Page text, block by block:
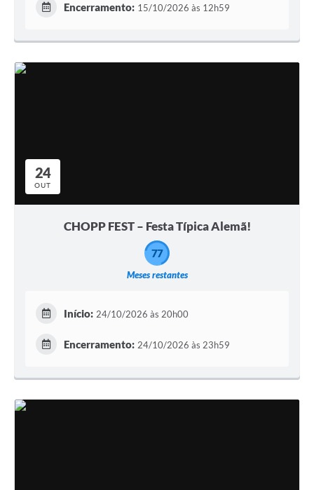
Encerramento: 15/10/2026 às 12h59
24
OUT
CHOPP FEST – Festa Típica Alemã!
Meses restantes
77
Início: 24/10/2026 às 20h00
Encerramento: 24/10/2026 às 23h59